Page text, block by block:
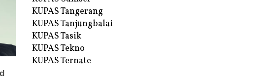
KUPAS Tangerang
KUPAS Tanjungbalai
KUPAS Tasik
KUPAS Tekno
KUPAS Ternate